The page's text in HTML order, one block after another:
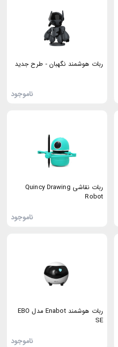
ربات هوشمند نگهبان - طرح جدید
ناموجود
ربات نقاشی Quincy Drawing
Robot
ناموجود
ربات هوشمند Enabot مدل EBO
SE
ناموجود